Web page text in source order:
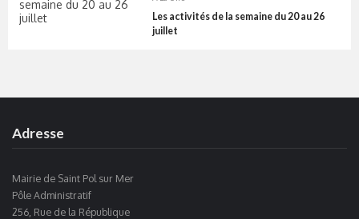
Les activités de la semaine du 20 au 26
juillet
Adresse
Mairie de Saint Pol sur Mer
Pôle Administratif
256, Rue de la République